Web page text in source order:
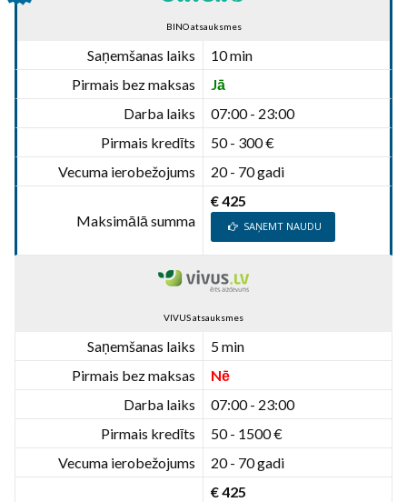
BINO atsauksmes
Saņemšanas laiks
10 min
Pirmais bez maksas
Jā
Darba laiks
07:00 - 23:00
Pirmais kredīts
50 - 300 €
Vecuma ierobežojums
20 - 70 gadi
Maksimālā summa
€ 425
SAŅEMT NAUDU
VIVUS atsauksmes
Saņemšanas laiks
5 min
Pirmais bez maksas
Nē
Darba laiks
07:00 - 23:00
Pirmais kredīts
50 - 1500 €
Vecuma ierobežojums
20 - 70 gadi
€ 425